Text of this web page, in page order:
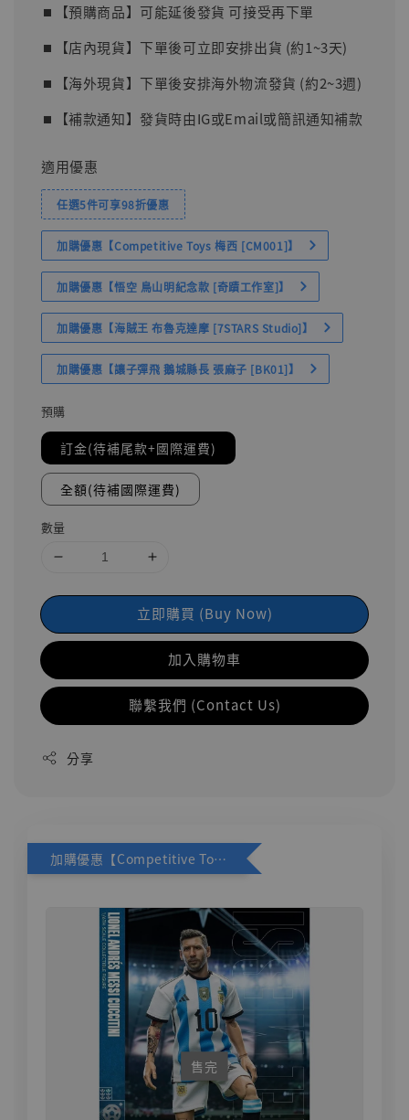
⏹︎【預購商品】可能延後發貨 可接受再下單
⏹︎【店內現貨】下單後可立即安排出貨 (約1~3天)
⏹︎【海外現貨】下單後安排海外物流發貨 (約2~3週)
⏹︎【補款通知】發貨時由IG或Email或簡訊通知補款
適用優惠
任選5件可享98折優惠
加購優惠【Competitive Toys 梅西 [CM001]】
加購優惠【悟空 鳥山明紀念款 [奇蹟工作室]】
加購優惠【海賊王 布魯克達摩 [7STARS Studio]】
加購優惠【讓子彈飛 鵝城縣長 張麻子 [BK01]】
預購
訂金(待補尾款+國際運費)
全額(待補國際運費)
數量
立即購買 (Buy Now)
加入購物車
聯繫我們 (Contact Us)
分享
加購優惠【Competitive Toys 梅西 [CM001]】
售完